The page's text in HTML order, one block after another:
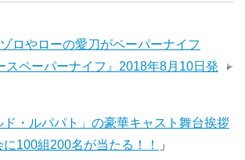
ロやローの愛刀がペーパーナイフ
スペーパーナイフ』2018年8月10日発
ド・ルパパト」の豪華キャスト舞台挨拶
100組200名が当たる！！
」